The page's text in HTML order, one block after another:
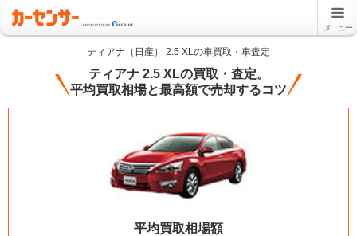
メニュー
ティアナ（日産） 2.5 XLの車買取・車査定
ティアナ 2.5 XLの買取・査定。
平均買取相場と最高額で売却するコツ
平均買取相場額